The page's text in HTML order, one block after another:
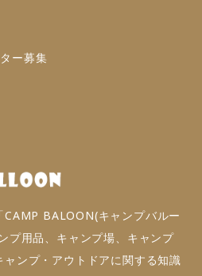
ー募集
BALOON(キャンプバルー
プ用品、キャンプ場、キャンプ
ンプ・アウトドアに関する知識